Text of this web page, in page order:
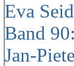
Eva
Band 90:
Jan-